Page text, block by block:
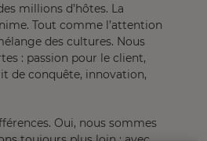
millions d’hôtes. La
Tout comme l’attention
des cultures. Nous
: passion pour le client,
de conquête, innovation,
Oui, nous sommes